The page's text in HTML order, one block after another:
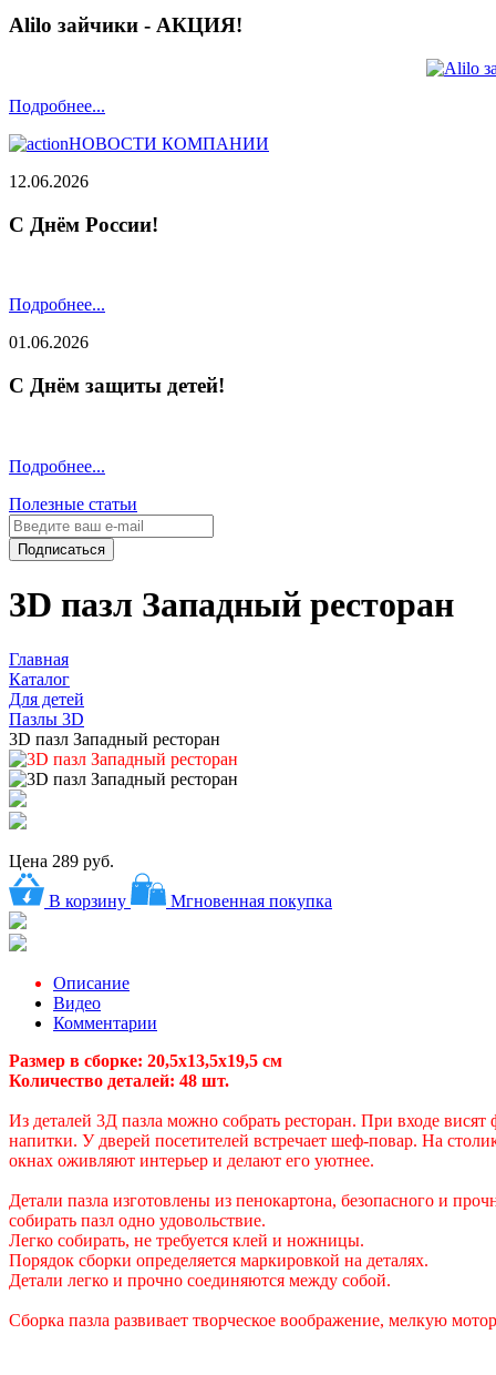
Alilo зайчики - АКЦИЯ!
Подробнее...
НОВОСТИ КОМПАНИИ
12.06.2026
С Днём России!
Подробнее...
01.06.2026
С Днём защиты детей!
Подробнее...
Полезные статьи
Подписаться
3D пазл Западный ресторан
Главная
Каталог
Для детей
Пазлы 3D
3D пазл Западный ресторан
Цена 289 руб.
В корзину Мгновенная покупка
Описание
Видео
Комментарии
Размер в сборке: 20,5х13,5х19,5 см
Количество деталей: 48 шт.
Из деталей 3Д пазла можно собрать ресторан. При входе
напитки. У дверей посетителей встречает шеф-повар. На
окнах оживляют интерьер и делают его уютнее.
Детали пазла изготовлены из пенокартона, безопасного и
собирать пазл одно удовольствие.
Легко собирать, не требуется клей и ножницы.
Порядок сборки определяется маркировкой на деталях.
Детали легко и прочно соединяются между собой.
Сборка пазла развивает творческое воображение, мелкую